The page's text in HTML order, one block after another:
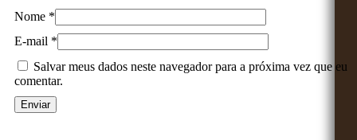
Nome *
E-mail *
Salvar meus dados neste navegador para a próxima vez que eu
comentar.